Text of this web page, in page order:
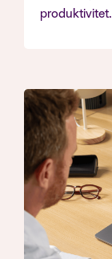
produktivitet.